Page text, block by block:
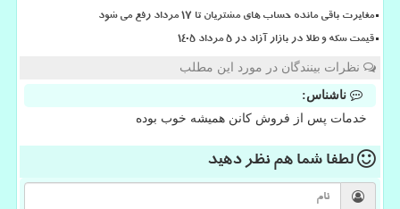
مغایرت باقی مانده حساب های مشتریان تا 17 مرداد رفع می شود
قیمت سکه و طلا در بازار آزاد در ۵ مرداد ۱۴۰۵
نظرات بینندگان در مورد این مطلب
ناشناس:
خدمات پس از فروش كانن همیشه خوب بوده
لطفا شما همنظر دهید